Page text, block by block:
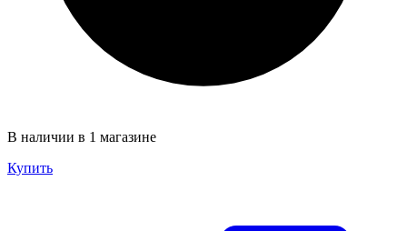
В наличии в 1 магазине
Купить